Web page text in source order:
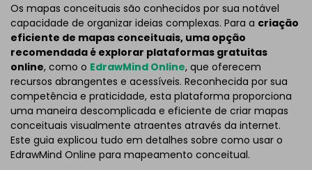
Os mapas conceituais são conhecidos por sua notável
capacidade de organizar ideias complexas. Para a criação
eficiente de mapas conceituais, uma opção
recomendada é explorar plataformas gratuitas
online, como o EdrawMind Online, que oferecem
recursos abrangentes e acessíveis. Reconhecida por sua
competência e praticidade, esta plataforma proporciona
uma maneira descomplicada e eficiente de criar mapas
conceituais visualmente atraentes através da internet.
Este guia explicou tudo em detalhes sobre como usar o
EdrawMind Online para mapeamento conceitual.